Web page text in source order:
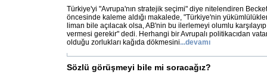
Türkiye'yi "Avrupa'nın stratejik seçimi" diye nitelendiren
öncesinde kaleme aldığı makalede, "Türkiye'nin
liman bile açılacak olsa, AB'nin bu ilerlemeyi olumlu
vermesi gerekir" dedi. Herhangi bir Avrupalı politikacıdan
olduğu zorlukları kağıda dökmesini...devamı
Sözlü görüşmeyi bile mi soracağız?